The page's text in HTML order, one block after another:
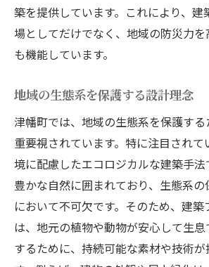
築を提供しています。これにより、建
場としてだけでなく、地域の防災力
も機能しています。
地域の生態系を保護する設計理念
津幡町では、地域の生態系を保護す
重要視されています。特に注目され
境に配慮したエコロジカルな建築手法
豊かな自然に囲まれており、生態系
において不可欠です。そのため、建
は、地元の植物や動物が安心して生
するために、持続可能な素材や技術